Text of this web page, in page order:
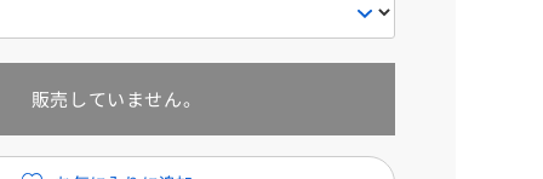
販売していません。